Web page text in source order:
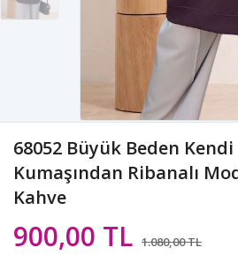
68052 Büyük Beden Kendi
Kumaşından Ribanalı
Kahve
900,00 TL 1.080,00 TL